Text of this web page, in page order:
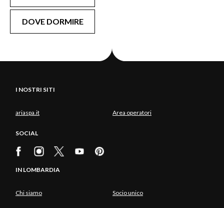
DOVE DORMIRE
I NOSTRI SITI
ariaspa.it Area operatori
SOCIAL
IN LOMBARDIA
Chi siamo Socio unico